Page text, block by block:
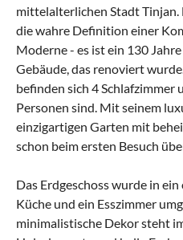
mittelalterlichen Stadt Tinjan.
die wahre Definition einer
Moderne - es ist ein 130
Gebäude, das renoviert
befinden sich 4 Schlafzimmer
Personen sind. Mit seinem
einzigartigen Garten mit
schon beim ersten Besuch
Das Erdgeschoss wurde in
Küche und ein Esszimmer
minimalistische Dekor steht